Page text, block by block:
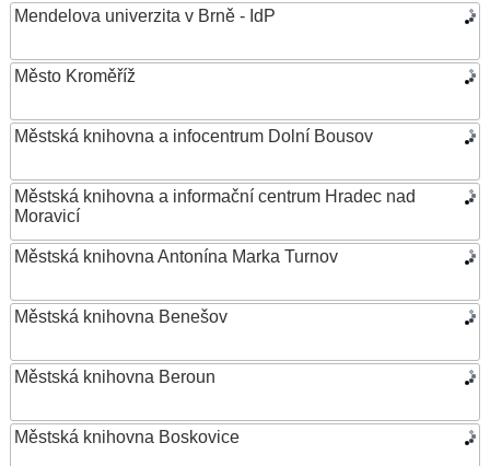
Mendelova univerzita v Brně - IdP
Město Kroměříž
Městská knihovna a infocentrum Dolní Bousov
Městská knihovna a informační centrum Hradec nad
Moravicí
Městská knihovna Antonína Marka Turnov
Městská knihovna Benešov
Městská knihovna Beroun
Městská knihovna Boskovice